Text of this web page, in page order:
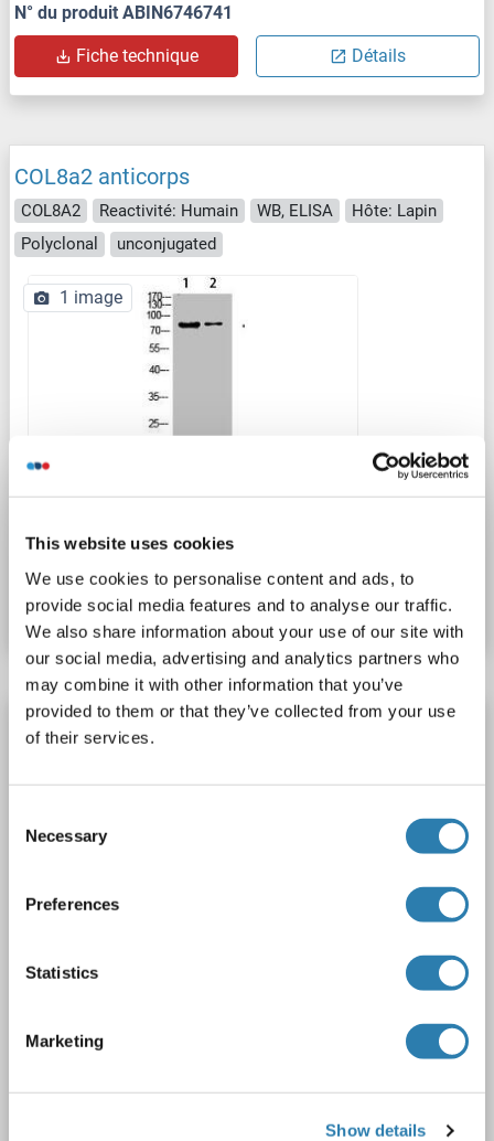
This website uses cookies
We use cookies to personalise content and ads, to
provide social media features and to analyse our traffic.
We also share information about your use of our site with
our social media, advertising and analytics partners who
may combine it with other information that you’ve
provided to them or that they’ve collected from your use
of their services.
Selection
Necessary
Preferences
Statistics
Marketing
Show details
N° du produit ABIN6746741
Fiche technique Détails
COL8a2 anticorps
COL8A2 Reactivité: Humain WB, ELISA
Hôte: Lapin
Polyclonal
unconjugated
1 image
Fiche technique Détails
COL8a2 anticorps (AA 533-698)
Polyclonal
unconjugated
2 images